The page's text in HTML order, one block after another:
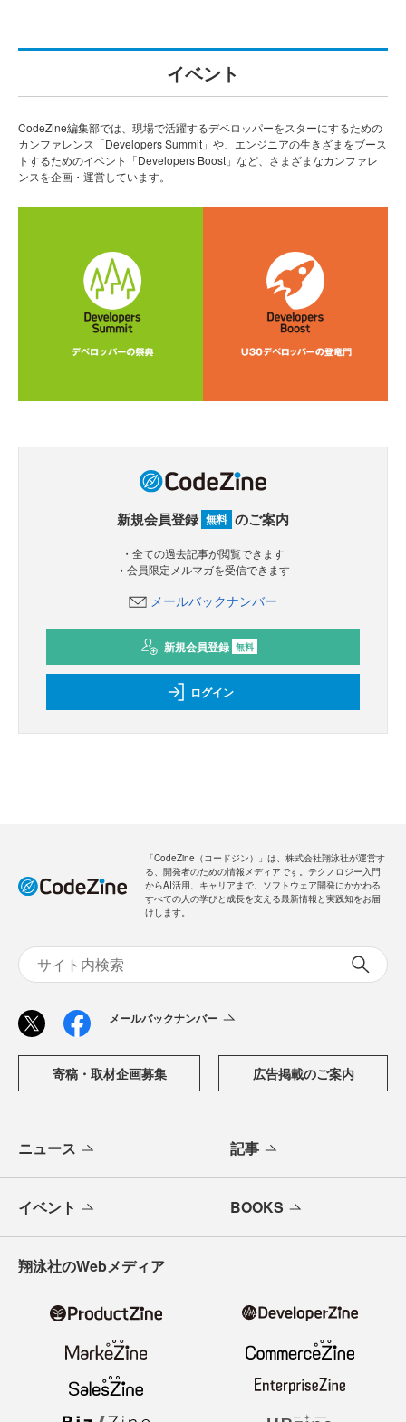
イベント
CodeZine編集部では、現場で活躍するデベロッパーをスターにするための
カンファレンス「Developers Summit」や、エンジニアの生きざまをブース
トするためのイベント「Developers Boost」など、さまざまなカンファレ
ンスを企画・運営しています。
新規会員登録 無料 のご案内
・全ての過去記事が閲覧できます
・会員限定メルマガを受信できます
メールバックナンバー
新規会員登録 無料
ログイン
「CodeZine（コードジン）」は、株式会社翔泳社が運営す
る、開発者のための情報メディアです。テクノロジー入門
からAI活用、キャリアまで、ソフトウェア開発にかかわる
すべての人の学びと成長を支える最新情報と実践知をお届
けします。
メールバックナンバー
寄稿・取材企画募集 広告掲載のご案内
ニュース 記事
イベント BOOKS
翔泳社のWebメディア